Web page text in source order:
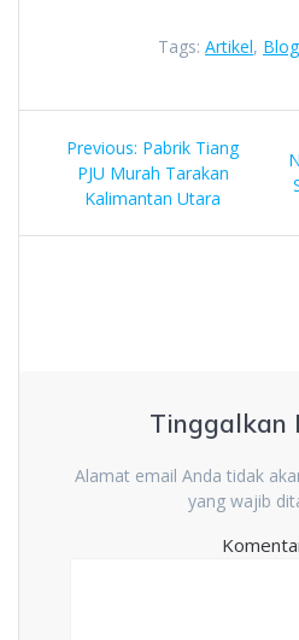
Tags: Artikel, Blog
Navigasi
pos
Previous: Previous
post:
Pabrik Tiang
PJU Murah Tarakan
Kalimantan Utara
Tinggalkan
Alamat email Anda tidak
yang wajib